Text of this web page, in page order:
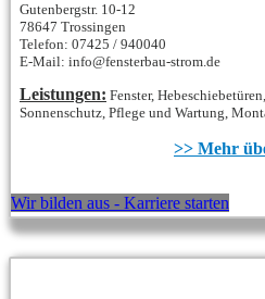
Gutenbergstr. 10-12
78647 Trossingen
Telefon: 07425 / 940040
E-Mail: info@fensterbau-strom.de
Leistungen: Fenster,
Sonnenschutz, Pflege und Wartung,
>> Mehr
Wir bilden aus - Karriere starten